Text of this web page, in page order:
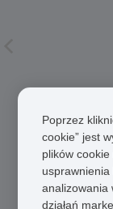
Poprzez
cookie” jest
plików
usprawnienia
analizowania
działań